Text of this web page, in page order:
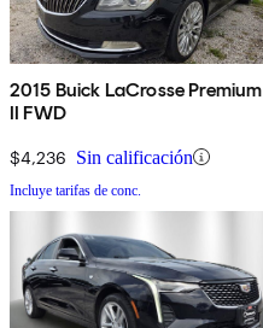
2015 Buick LaCrosse Premium
II FWD
$4,236 Sin calificación
Incluye tarifas de conc.